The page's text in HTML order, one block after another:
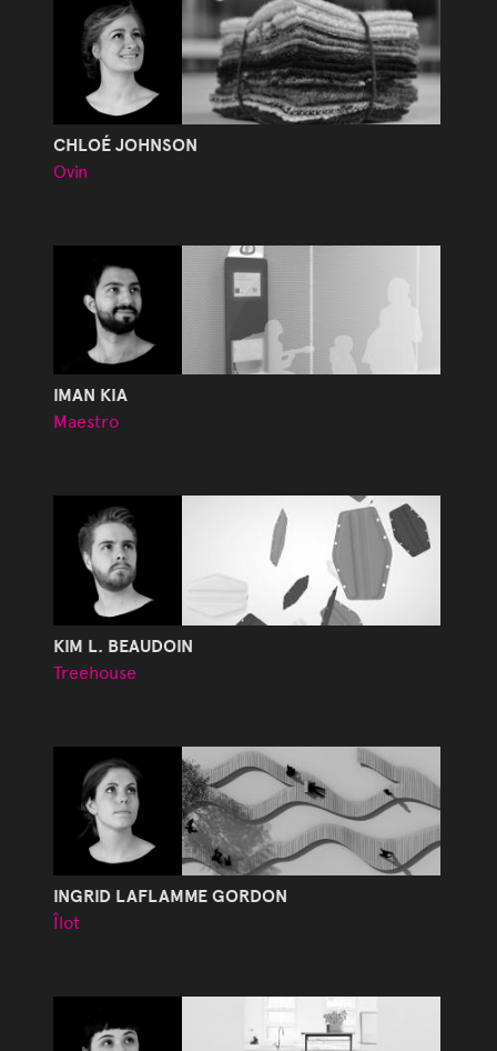
CHLOÉ JOHNSON
Ovin
IMAN KIA
Maestro
KIM L. BEAUDOIN
Treehouse
INGRID LAFLAMME GORDON
Îlot